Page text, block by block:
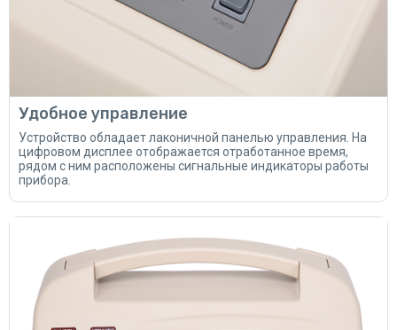
Удобное управление
Устройство обладает лаконичной панелью управления. На
цифровом дисплее отображается отработанное время,
рядом с ним расположены сигнальные индикаторы работы
прибора.